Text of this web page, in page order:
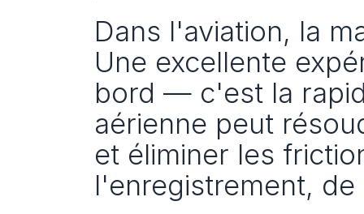
Dans l'aviation, la
Une excellente
bord — c'est la
aérienne peut
et éliminer les
l'enregistrement,